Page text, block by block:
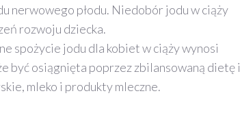
nerwowego płodu. Niedobór jodu w ciąży
rozwoju dziecka.
spożycie jodu dla kobiet w ciąży wynosi
być osiągnięta poprzez zbilansowaną dietę i
mleko i produkty mleczne.